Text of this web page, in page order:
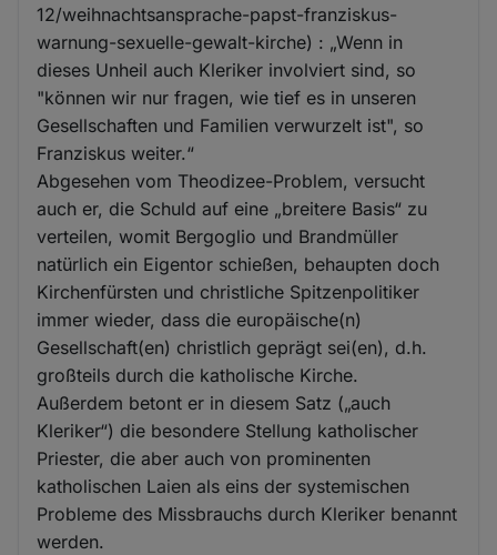
12/weihnachtsansprache-papst-franziskus-
warnung-sexuelle-gewalt-kirche) : „Wenn in
dieses Unheil auch Kleriker involviert sind, so
"können wir nur fragen, wie tief es in unseren
Gesellschaften und Familien verwurzelt ist", so
Franziskus weiter.“
Abgesehen vom Theodizee-Problem, versucht
auch er, die Schuld auf eine „breitere Basis“ zu
verteilen, womit Bergoglio und Brandmüller
natürlich ein Eigentor schießen, behaupten doch
Kirchenfürsten und christliche Spitzenpolitiker
immer wieder, dass die europäische(n)
Gesellschaft(en) christlich geprägt sei(en), d.h.
großteils durch die katholische Kirche.
Außerdem betont er in diesem Satz („auch
Kleriker“) die besondere Stellung katholischer
Priester, die aber auch von prominenten
katholischen Laien als eins der systemischen
Probleme des Missbrauchs durch Kleriker benannt
werden.